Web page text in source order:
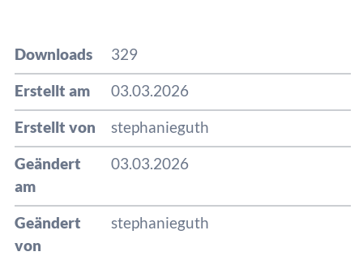
Downloads
329
Erstellt am
03.03.2026
Erstellt von
stephanieguth
Geändert
am
03.03.2026
Geändert
von
stephanieguth